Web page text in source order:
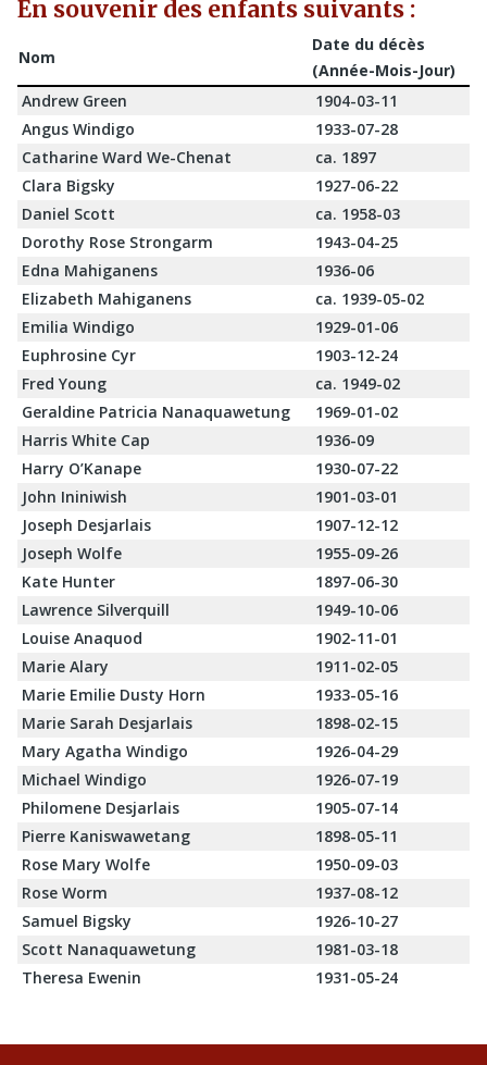
En souvenir des enfants suivants :
Nom
Date du décès
(Année-Mois-Jour)
Andrew Green
1904-03-11
Angus Windigo
1933-07-28
Catharine Ward We-Chenat
ca. 1897
Clara Bigsky
1927-06-22
Daniel Scott
ca. 1958-03
Dorothy Rose Strongarm
1943-04-25
Edna Mahiganens
1936-06
Elizabeth Mahiganens
ca. 1939-05-02
Emilia Windigo
1929-01-06
Euphrosine Cyr
1903-12-24
Fred Young
ca. 1949-02
Geraldine Patricia Nanaquawetung
1969-01-02
Harris White Cap
1936-09
Harry O’Kanape
1930-07-22
John Ininiwish
1901-03-01
Joseph Desjarlais
1907-12-12
Joseph Wolfe
1955-09-26
Kate Hunter
1897-06-30
Lawrence Silverquill
1949-10-06
Louise Anaquod
1902-11-01
Marie Alary
1911-02-05
Marie Emilie Dusty Horn
1933-05-16
Marie Sarah Desjarlais
1898-02-15
Mary Agatha Windigo
1926-04-29
Michael Windigo
1926-07-19
Philomene Desjarlais
1905-07-14
Pierre Kaniswawetang
1898-05-11
Rose Mary Wolfe
1950-09-03
Rose Worm
1937-08-12
Samuel Bigsky
1926-10-27
Scott Nanaquawetung
1981-03-18
Theresa Ewenin
1931-05-24